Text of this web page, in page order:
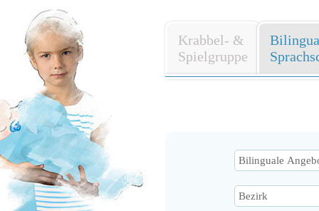
Krabbel- &
Spielgruppe